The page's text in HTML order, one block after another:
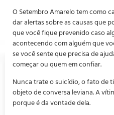
O Setembro Amarelo tem como
dar alertas sobre as causas que
que você fique prevenido caso
acontecendo com alguém que
se você sente que precisa de
começar ou quem em confiar.
Nunca trate o suicídio, o fato de
objeto de conversa leviana. A
porque é da vontade dela.